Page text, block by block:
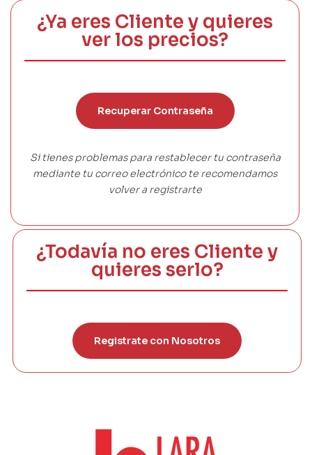
¿Ya eres Cliente y quieres
ver los precios?
Recuperar Contraseña
Si tienes problemas para restablecer tu contraseña
mediante tu correo electrónico te recomendamos
volver a registrarte
¿Todavía no eres Cliente y
quieres serlo?
Registrate con Nosotros